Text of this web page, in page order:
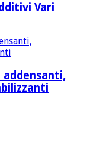
Vari
addensanti,